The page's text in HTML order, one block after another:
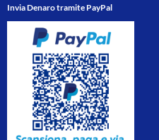
Invia Denaro tramite PayPal